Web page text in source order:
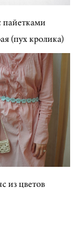
пайетками
(пух кролика)
из цветов